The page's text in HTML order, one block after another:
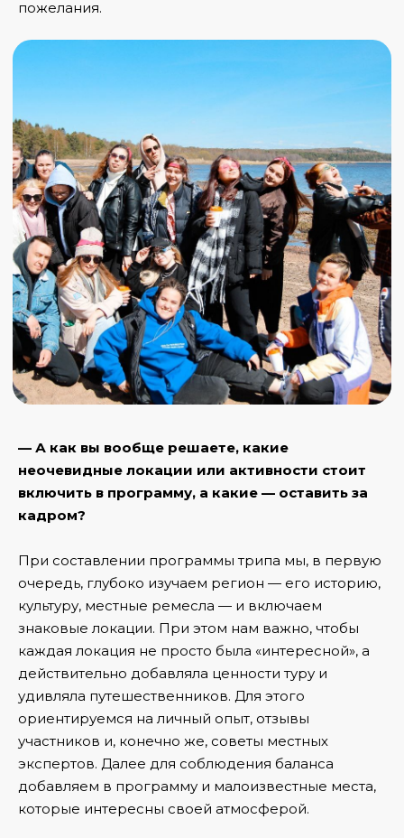
пожелания.
— А как вы вообще решаете, какие
неочевидные локации или активности стоит
включить в программу, а какие — оставить за
кадром?
При составлении программы трипа мы, в первую
очередь, глубоко изучаем регион — его историю,
культуру, местные ремесла — и включаем
знаковые локации. При этом нам важно, чтобы
каждая локация не просто была «интересной», а
действительно добавляла ценности туру и
удивляла путешественников. Для этого
ориентируемся на личный опыт, отзывы
участников и, конечно же, советы местных
экспертов. Далее для соблюдения баланса
добавляем в программу и малоизвестные места,
которые интересны своей атмосферой.